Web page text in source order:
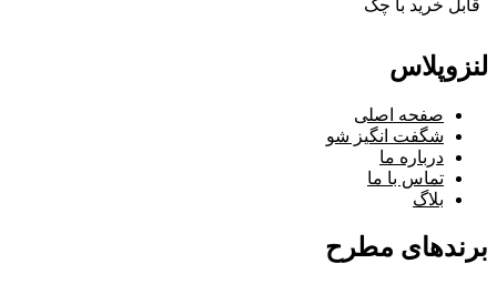
قابل خرید با چک
لنزوپلاس
صفحه اصلی
شگفت انگیز شو
درباره ما
تماس با ما
بلاگ
برندهای مطرح